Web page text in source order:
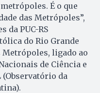
É o que
das Metrópoles”,
da PUC-RS
do Rio Grande
Metrópoles, ligado ao
de Ciência e
(Observatório da